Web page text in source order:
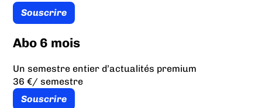
Souscrire
Abo 6 mois
Un semestre entier d’actualités premium
36 €/ semestre
Souscrire